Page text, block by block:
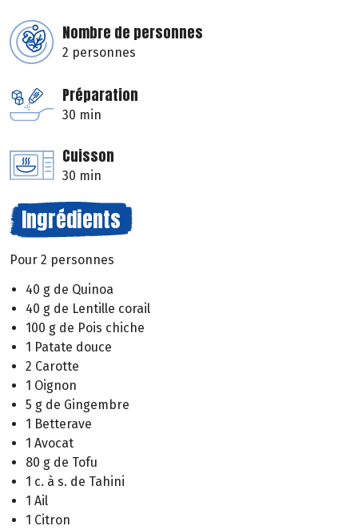
Nombre de personnes
2 personnes
Préparation
30 min
Cuisson
30 min
Ingrédients
Pour 2 personnes
40 g de Quinoa
40 g de Lentille corail
100 g de Pois chiche
1 Patate douce
2 Carotte
1 Oignon
5 g de Gingembre
1 Betterave
1 Avocat
80 g de Tofu
1 c. à s. de Tahini
1 Ail
1 Citron